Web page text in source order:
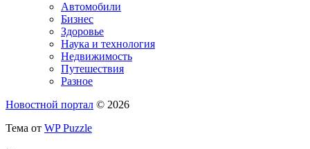
Автомобили
Бизнес
Здоровье
Наука и технология
Недвижимость
Путешествия
Разное
Новостной портал © 2026
Тема от WP Puzzle